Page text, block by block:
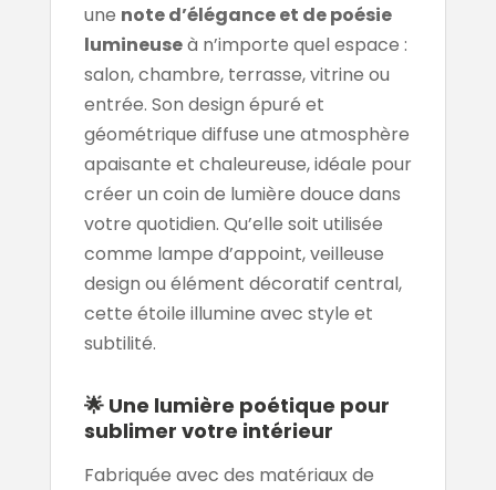
une note d’élégance et de poésie
lumineuseà n’importe quel espace :
salon, chambre, terrasse, vitrine ou
entrée. Son design épuré et
géométrique diffuse une atmosphère
apaisante et chaleureuse, idéale pour
créer un coin de lumière douce dans
votre quotidien. Qu’elle soit utilisée
comme lampe d’appoint, veilleuse
design ou élément décoratif central,
cette étoile illumine avec style et
subtilité.
🌟 Une lumière poétique pour
sublimer votre intérieur
Fabriquée avec des matériaux de